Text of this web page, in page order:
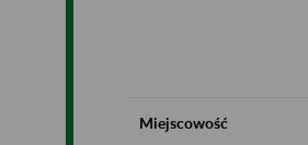
Miejscowość